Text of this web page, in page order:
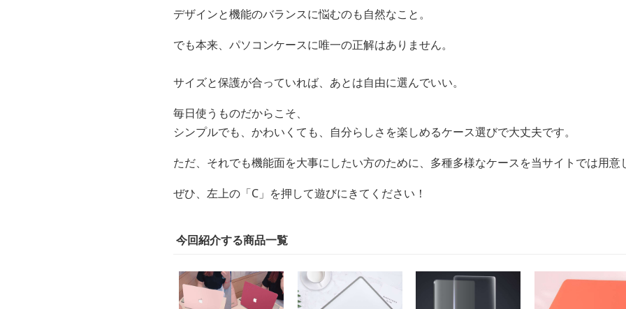
デザインと機能のバランスに悩むのも自然なこと。
でも本来、パソコンケースに唯一の正解はありません。
サイズと保護が合っていれば、あとは自由に選んでいい。
毎日使うものだからこそ、
シンプルでも、かわいくても、自分らしさを楽しめるケース選びで大丈夫です。
ただ、それでも機能面を大事にしたい方のために、多種多様なケースを当サイトでは用意
ぜひ、左上の「C」を押して遊びにきてください！
今回紹介する商品一覧